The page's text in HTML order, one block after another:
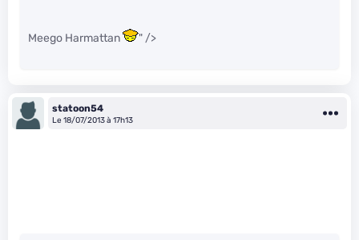
Meego Harmattan " />
statoon54
Le 18/07/2013 à 17h13